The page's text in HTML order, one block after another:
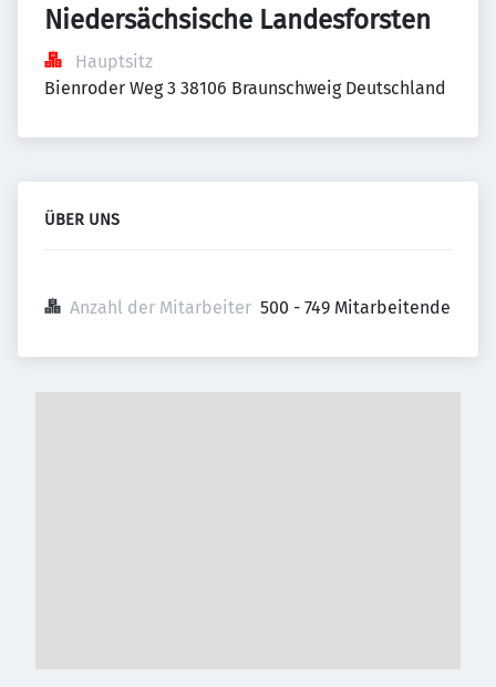
Niedersächsische Landesforsten
Hauptsitz
Bienroder Weg 3 38106 Braunschweig Deutschland
ÜBER UNS
Anzahl der Mitarbeiter 500 - 749 Mitarbeitende